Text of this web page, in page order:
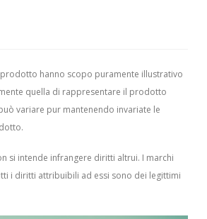
hanno scopo puramente illustrativo
quella di rappresentare il prodotto
variare pur mantenendo invariate le
si intende infrangere diritti altrui. I marchi
i diritti attribuibili ad essi sono dei legittimi